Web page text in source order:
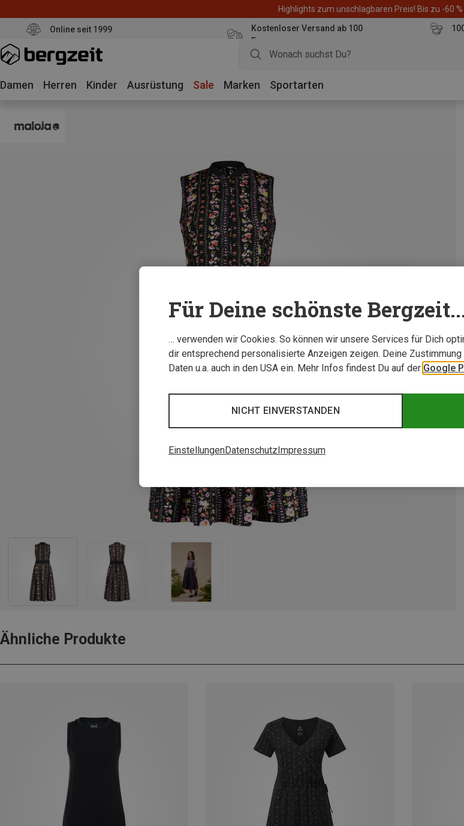
Highlights zum unschlagbaren Preis! Bis zu -60
Online seit 1999
Kostenloser Versand ab 100
Euro
Damen Herren Kinder Ausrüstung Sale Marken Sportarten
Ähnliche Produkte
Für Deine schönste
… verwenden wir Cookies. So können wir unsere Services für Dich
dir entsprechend personalisierte Anzeigen zeigen. Deine
Daten u.a. auch in den USA ein. Mehr Infos findest Du auf der Google
NICHT EINVERSTANDEN
EinstellungenDatenschutzImpressum